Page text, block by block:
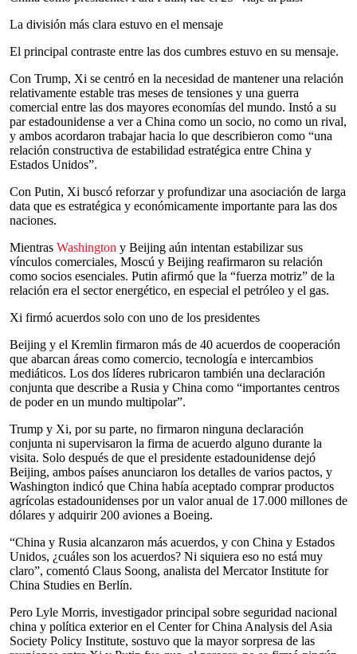
La división más clara estuvo en el mensaje
El principal contraste entre las dos cumbres estuvo en su mensaje.
Con Trump, Xi se centró en la necesidad de mantener una relación
relativamente estable tras meses de tensiones y una guerra
comercial entre las dos mayores economías del mundo. Instó a su
par estadounidense a ver a China como un socio, no como un rival,
y ambos acordaron trabajar hacia lo que describieron como “una
relación constructiva de estabilidad estratégica entre China y
Estados Unidos”.
Con Putin, Xi buscó reforzar y profundizar una asociación de larga
data que es estratégica y económicamente importante para las dos
naciones.
Mientras Washington y Beijing aún intentan estabilizar sus
vínculos comerciales, Moscú y Beijing reafirmaron su relación
como socios esenciales. Putin afirmó que la “fuerza motriz” de la
relación era el sector energético, en especial el petróleo y el gas.
Xi firmó acuerdos solo con uno de los presidentes
Beijing y el Kremlin firmaron más de 40 acuerdos de cooperación
que abarcan áreas como comercio, tecnología e intercambios
mediáticos. Los dos líderes rubricaron también una declaración
conjunta que describe a Rusia y China como “importantes centros
de poder en un mundo multipolar”.
Trump y Xi, por su parte, no firmaron ninguna declaración
conjunta ni supervisaron la firma de acuerdo alguno durante la
visita. Solo después de que el presidente estadounidense dejó
Beijing, ambos países anunciaron los detalles de varios pactos, y
Washington indicó que China había aceptado comprar productos
agrícolas estadounidenses por un valor anual de 17.000 millones de
dólares y adquirir 200 aviones a Boeing.
“China y Rusia alcanzaron más acuerdos, y con China y Estados
Unidos, ¿cuáles son los acuerdos? Ni siquiera eso no está muy
claro”, comentó Claus Soong, analista del Mercator Institute for
China Studies en Berlín.
Pero Lyle Morris, investigador principal sobre seguridad nacional
china y política exterior en el Center for China Analysis del Asia
Society Policy Institute, sostuvo que la mayor sorpresa de las